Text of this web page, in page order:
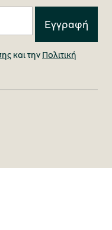
και την Πολιτική